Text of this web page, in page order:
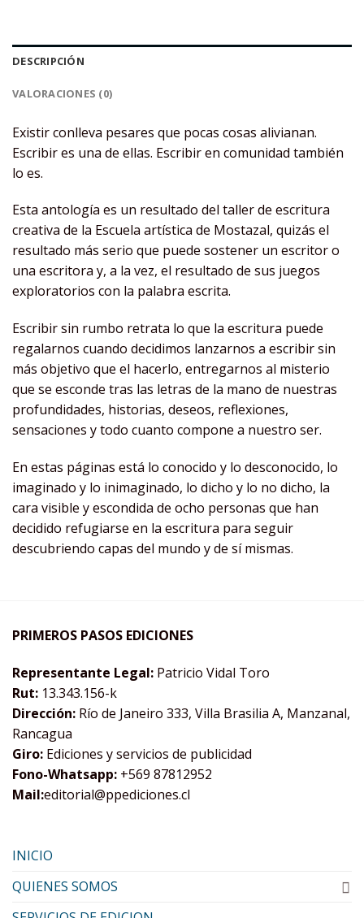
DESCRIPCIÓN
VALORACIONES (0)
Existir conlleva pesares que pocas cosas alivianan.
Escribir es una de ellas. Escribir en comunidad también
lo es.
Esta antología es un resultado del taller de escritura
creativa de la Escuela artística de Mostazal, quizás el
resultado más serio que puede sostener un escritor o
una escritora y, a la vez, el resultado de sus juegos
exploratorios con la palabra escrita.
Escribir sin rumbo retrata lo que la escritura puede
regalarnos cuando decidimos lanzarnos a escribir sin
más objetivo que el hacerlo, entregarnos al misterio
que se esconde tras las letras de la mano de nuestras
profundidades, historias, deseos, reflexiones,
sensaciones y todo cuanto compone a nuestro ser.
En estas páginas está lo conocido y lo desconocido, lo
imaginado y lo inimaginado, lo dicho y lo no dicho, la
cara visible y escondida de ocho personas que han
decidido refugiarse en la escritura para seguir
descubriendo capas del mundo y de sí mismas.
PRIMEROS PASOS EDICIONES
Representante Legal: Patricio Vidal Toro
Rut: 13.343.156-k
Dirección: Río de Janeiro 333, Villa Brasilia A, Manzanal,
Rancagua
Giro: Ediciones y servicios de publicidad
Fono-Whatsapp: +569 87812952
Mail:editorial@ppediciones.cl
INICIO
QUIENES SOMOS